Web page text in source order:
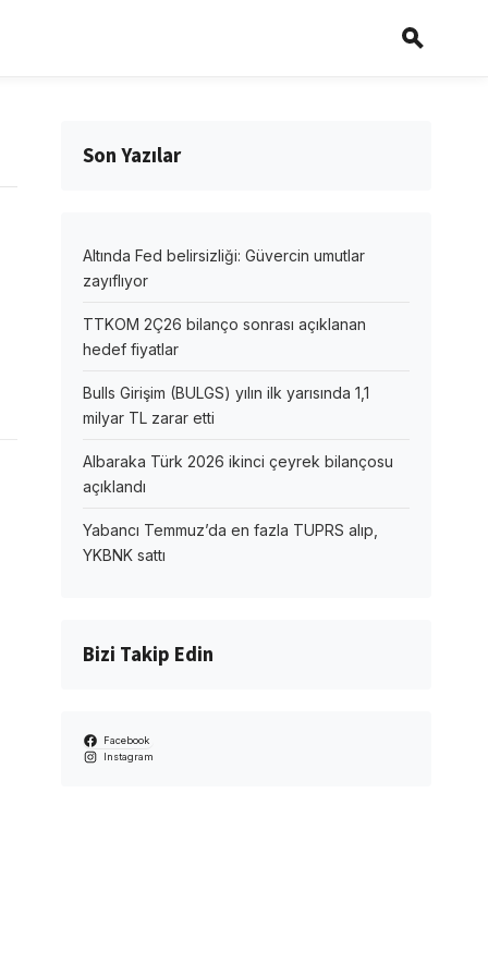
Son Yazılar
Altında Fed belirsizliği: Güvercin umutlar
zayıflıyor
TTKOM 2Ç26 bilanço sonrası açıklanan
hedef fiyatlar
Bulls Girişim (BULGS) yılın ilk yarısında 1,1
milyar TL zarar etti
Albaraka Türk 2026 ikinci çeyrek bilançosu
açıklandı
Yabancı Temmuz’da en fazla TUPRS alıp,
YKBNK sattı
Bizi Takip Edin
Facebook
Instagram